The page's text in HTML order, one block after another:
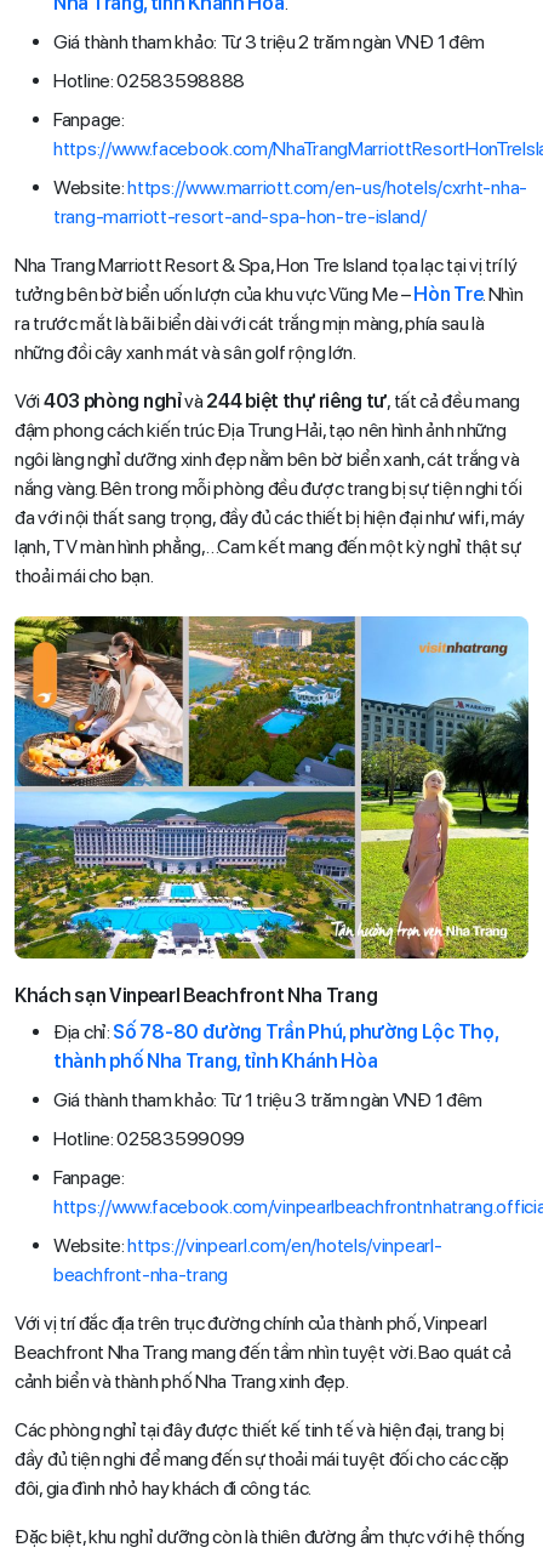
Giá thành tham khảo: Từ 3 triệu 2 trăm ngàn VNĐ 1 đêm
Hotline: 02583598888
Fanpage:
https://www.facebook.com/
Website:https://www.marriott.com/en-us/hotels/cxrht-nha-
trang-marriott-resort-and-spa-hon-tre-island/
Nha Trang Marriott Resort & Spa, Hon Tre Island tọa lạc tại vị trí lý
tưởng bên bờ biển uốn lượn của khu vực Vũng Me –Hòn Tre. Nhìn
ra trước mắt là bãi biển dài với cát trắng mịn màng, phía sau là
những đồi cây xanh mát và sân golf rộng lớn.
Với403 phòng nghỉvà 244 biệt thự riêng tư, tất cả đều mang
đậm phong cách kiến trúc Địa Trung Hải, tạo nên hình ảnh những
ngôi làng nghỉ dưỡng xinh đẹp nằm bên bờ biển xanh, cát trắng và
nắng vàng. Bên trong mỗi phòng đều được trang bị sự tiện nghi tối
đa với nội thất sang trọng, đầy đủ các thiết bị hiện đại như wifi, máy
lạnh, TV màn hình phẳng,…Cam kết mang đến một kỳ nghỉ thật sự
thoải mái cho bạn.
Khách sạn Vinpearl Beachfront Nha Trang
Địa chỉ: Số 78-80 đường Trần Phú, phường Lộc Thọ,
thành phố Nha Trang, tỉnh Khánh Hòa
Giá thành tham khảo: Từ 1 triệu 3 trăm ngàn VNĐ 1 đêm
Hotline: 02583599099
Fanpage:
https://www.facebook.com/
Website:https://vinpearl.com/en/hotels/vinpearl-
beachfront-nha-trang
Với vị trí đắc địa trên trục đường chính của thành phố, Vinpearl
Beachfront Nha Trang mang đến tầm nhìn tuyệt vời. Bao quát cả
cảnh biển và thành phố Nha Trang xinh đẹp.
Các phòng nghỉ tại đây được thiết kế tinh tế và hiện đại, trang bị
đầy đủ tiện nghi để mang đến sự thoải mái tuyệt đối cho các cặp
đôi, gia đình nhỏ hay khách đi công tác.
Đặc biệt, khu nghỉ dưỡng còn là thiên đường ẩm thực với hệ thống